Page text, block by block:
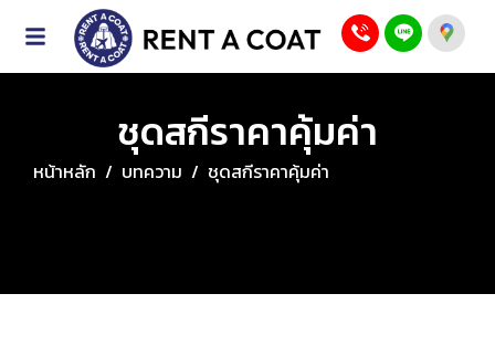
ชุดสกีราคาคุ้มค่า
หน้าหลัก / บทความ / ชุดสกีราคาคุ้มค่า